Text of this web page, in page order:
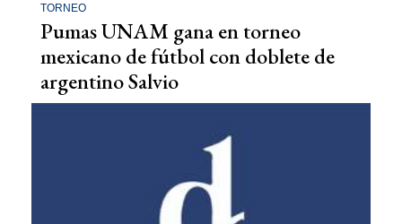
TORNEO
Pumas UNAM gana en torneo
mexicano de fútbol con doblete de
argentino Salvio